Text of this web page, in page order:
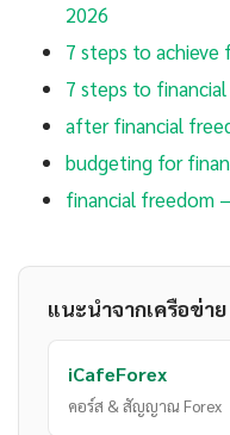
2026
7 steps to achieve
7 steps to
after financial
budgeting for
financial freedom
แนะนำจากเครือข่า
iCafeForex
คอร์ส & สัญญาณ Forex